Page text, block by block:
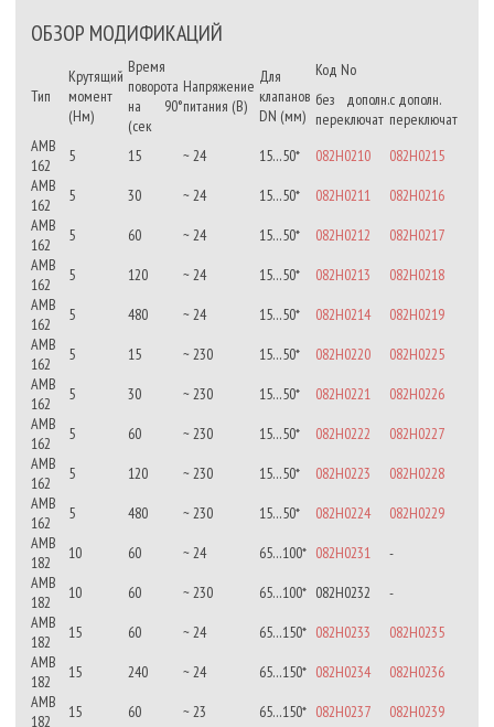
ОБЗОР МОДИФИКАЦИЙ
Тип
Крутящий
момент
(Нм)
Время
поворота
на 90°
(сек
Напряжение
питания (В)
Для
клапанов
DN (мм)
Код No
без дополн.
переключат
с дополн.
переключат
AMB
162
5 15 ~ 24 15…50* 082H0210
082H0215
AMB
162
5 30 ~ 24 15…50* 082H0211
082H0216
AMB
162
5 60 ~ 24 15…50* 082H0212
082H0217
AMB
162
5 120 ~ 24 15…50* 082H0213
082H0218
AMB
162
5 480 ~ 24 15…50* 082H0214
082H0219
AMB
162
5 15 ~ 230 15…50* 082H0220
082H0225
AMB
162
5 30 ~ 230 15…50* 082H0221
082H0226
AMB
162
5 60 ~ 230 15…50* 082H0222
082H0227
AMB
162
5 120 ~ 230 15…50* 082H0223
082H0228
AMB
162
5 480 ~ 230 15…50* 082H0224
082H0229
AMB
182
10 60 ~ 24 65…100* 082H0231
-
AMB
182
10 60 ~ 230 65…100* 082H0232
-
AMB
182
15 60 ~ 24 65…150* 082H0233
082H0235
AMB
182
15 240 ~ 24 65…150* 082H0234
082H0236
AMB
182
15 60 ~ 23 65…150* 082H0237
082H0239